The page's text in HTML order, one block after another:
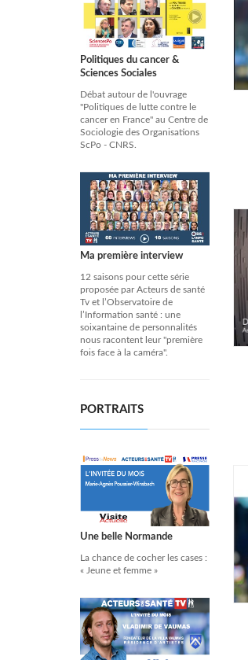
Politiques du cancer &
Sciences Sociales
Débat autour de l'ouvrage
"Politiques de lutte contre le
cancer en France" au Centre de
Sociologie des Organisations
ScPo - CNRS.
Ma première interview
12 saisons pour cette série
proposée par Acteurs de santé
Tv et l’Observatoire de
l’Information santé : une
soixantaine de personnalités
nous racontent leur "première
fois face à la caméra".
PORTRAITS
Une belle Normande
La chance de cocher les cases :
« Jeune et femme »